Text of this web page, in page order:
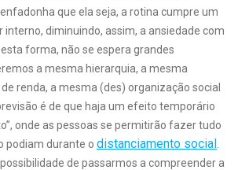
que ela seja, a rotina cumpre um
interno, diminuindo, assim, a ansiedade com
forma, não se espera grandes
a mesma hierarquia, a mesma
renda, a mesma (des) organização social
é de que haja um efeito temporário
onde as pessoas se permitirão fazer tudo
podiam durante o distanciamento social
de passarmos a compreender a